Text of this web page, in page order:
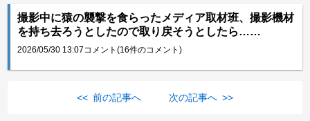
撮影中に猿の襲撃を食らったメディア取材班、撮影機材
を持ち去ろうとしたので取り戻そうとしたら……
2026/05/30 13:07コメント(16件のコメント)
<< 前の記事へ 次の記事へ >>